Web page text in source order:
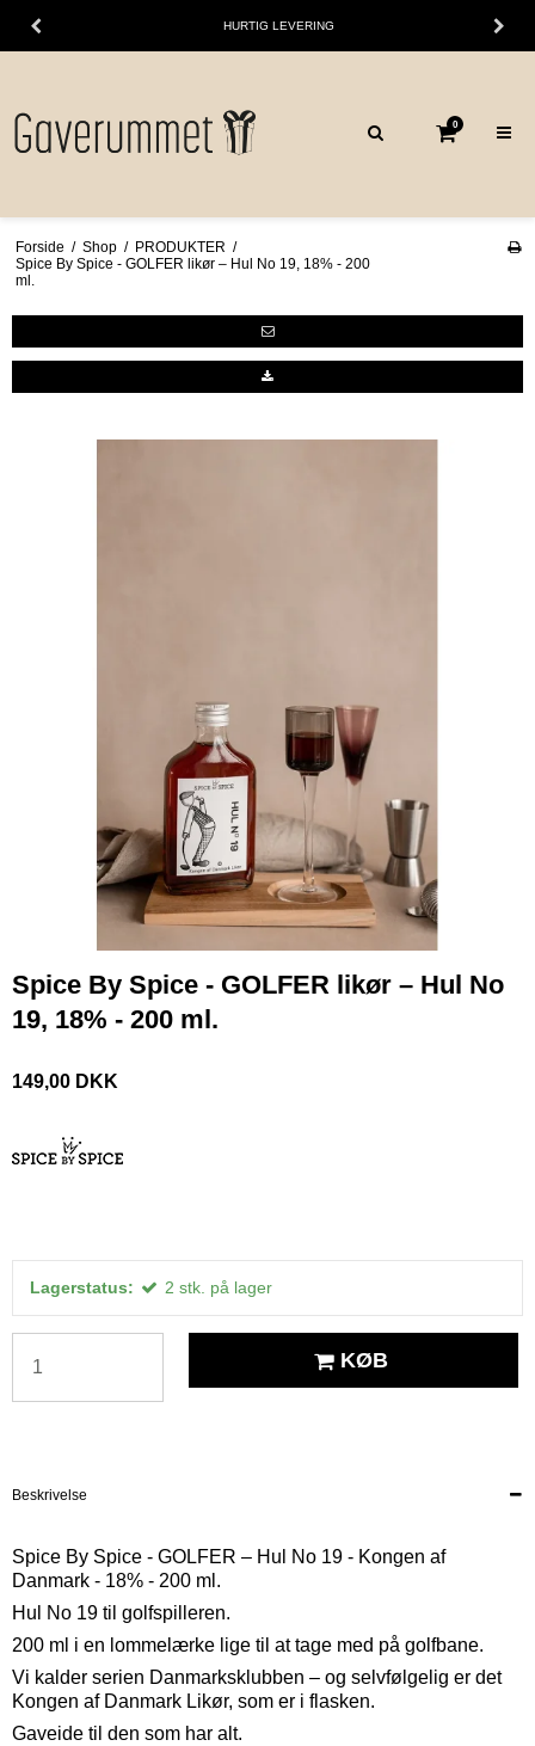
HURTIG LEVERING
0
Forside / Shop / PRODUKTER /
Spice By Spice - GOLFER likør – Hul No 19, 18% - 200
ml.
Spice By Spice - GOLFER likør – Hul No
19, 18% - 200 ml.
149,00 DKK
Lagerstatus: 2 stk. på lager
KØB
Beskrivelse
Spice By Spice - GOLFER – Hul No 19 - Kongen af
Danmark - 18% - 200 ml.
Hul No 19 til golfspilleren.
200 ml i en lommelærke lige til at tage med på golfbane.
Vi kalder serien Danmarksklubben – og selvfølgelig er det
Kongen af Danmark Likør, som er i flasken.
Gaveide til den som har alt.